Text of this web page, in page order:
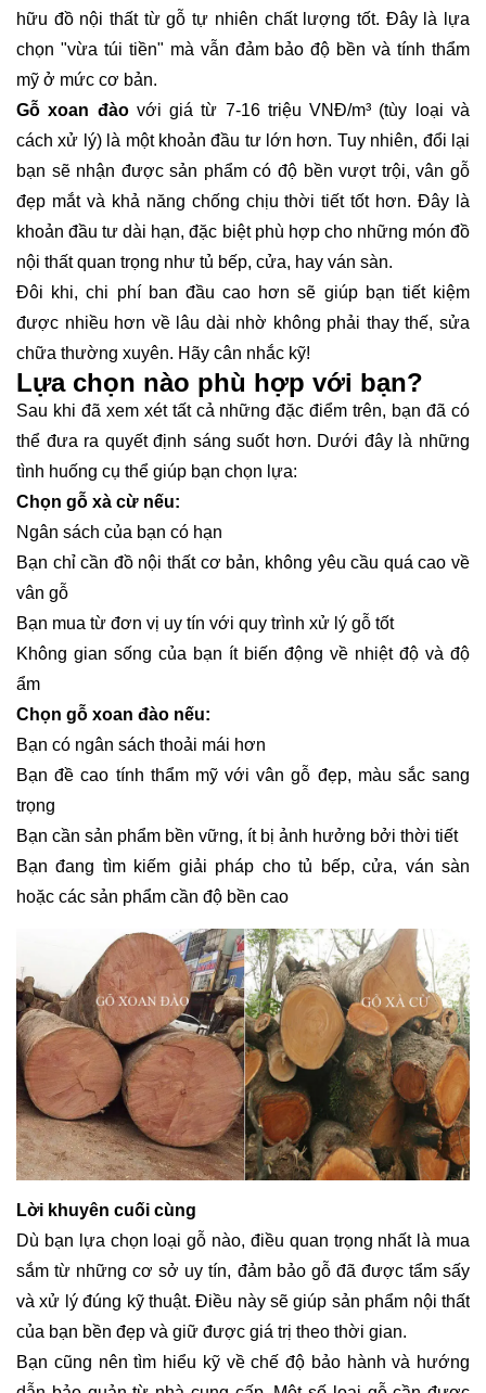
hữu đồ nội thất từ gỗ tự nhiên chất lượng tốt. Đây là lựa
chọn "vừa túi tiền" mà vẫn đảm bảo độ bền và tính thẩm
mỹ ở mức cơ bản.
Gỗ xoan đàovới giá từ 7-16 triệu VNĐ/m³ (tùy loại và
cách xử lý) là một khoản đầu tư lớn hơn. Tuy nhiên, đổi lại
bạn sẽ nhận được sản phẩm có độ bền vượt trội, vân gỗ
đẹp mắt và khả năng chống chịu thời tiết tốt hơn. Đây là
khoản đầu tư dài hạn, đặc biệt phù hợp cho những món đồ
nội thất quan trọng như tủ bếp, cửa, hay ván sàn.
Đôi khi, chi phí ban đầu cao hơn sẽ giúp bạn tiết kiệm
được nhiều hơn về lâu dài nhờ không phải thay thế, sửa
chữa thường xuyên. Hãy cân nhắc kỹ!
Lựa chọn nào phù hợp với bạn?
Sau khi đã xem xét tất cả những đặc điểm trên, bạn đã có
thể đưa ra quyết định sáng suốt hơn. Dưới đây là những
tình huống cụ thể giúp bạn chọn lựa:
Chọn gỗ xà cừ nếu:
Ngân sách của bạn có hạn
Bạn chỉ cần đồ nội thất cơ bản, không yêu cầu quá cao về
vân gỗ
Bạn mua từ đơn vị uy tín với quy trình xử lý gỗ tốt
Không gian sống của bạn ít biến động về nhiệt độ và độ
ẩm
Chọn gỗ xoan đào nếu:
Bạn có ngân sách thoải mái hơn
Bạn đề cao tính thẩm mỹ với vân gỗ đẹp, màu sắc sang
trọng
Bạn cần sản phẩm bền vững, ít bị ảnh hưởng bởi thời tiết
Bạn đang tìm kiếm giải pháp cho tủ bếp, cửa, ván sàn
hoặc các sản phẩm cần độ bền cao
Lời khuyên cuối cùng
Dù bạn lựa chọn loại gỗ nào, điều quan trọng nhất là mua
sắm từ những cơ sở uy tín, đảm bảo gỗ đã được tẩm sấy
và xử lý đúng kỹ thuật. Điều này sẽ giúp sản phẩm nội thất
của bạn bền đẹp và giữ được giá trị theo thời gian.
Bạn cũng nên tìm hiểu kỹ về chế độ bảo hành và hướng